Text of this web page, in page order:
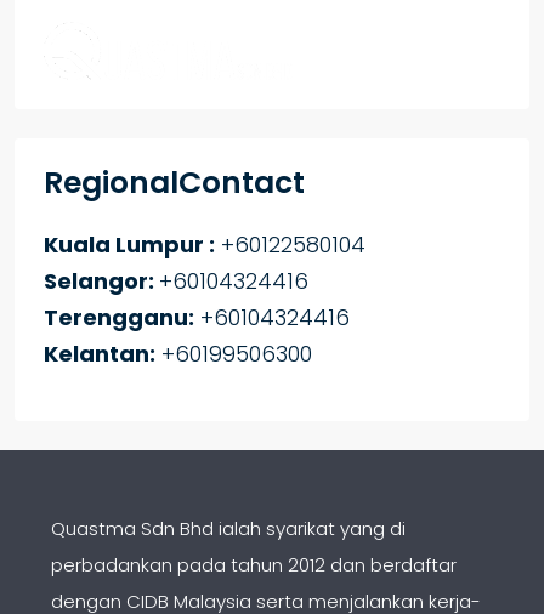
RegionalContact
Kuala Lumpur : +60122580104
Selangor: +60104324416
Terengganu: +60104324416
Kelantan: +60199506300
Quastma Sdn Bhd ialah syarikat yang di
perbadankan pada tahun 2012 dan berdaftar
dengan CIDB Malaysia serta menjalankan kerja-